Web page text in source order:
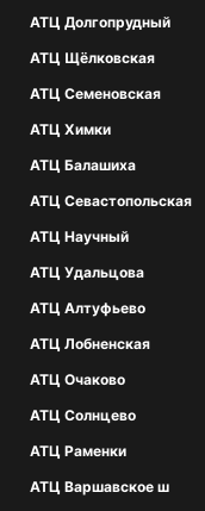
АТЦ Долгопрудный
АТЦ Щёлковская
АТЦ Семеновская
АТЦ Химки
АТЦ Балашиха
АТЦ Севастопольская
АТЦ Научный
АТЦ Удальцова
АТЦ Алтуфьево
АТЦ Лобненская
АТЦ Очаково
АТЦ Солнцево
АТЦ Раменки
АТЦ Варшавское ш